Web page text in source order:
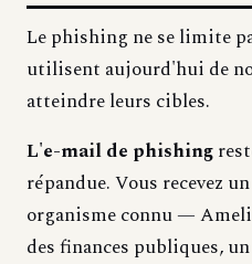
Le phishing ne se limite
utilisent aujourd'hui de
atteindre leurs cibles.
L'e-mail de phishing
répandue. Vous recevez
organisme connu —
des finances publiques,